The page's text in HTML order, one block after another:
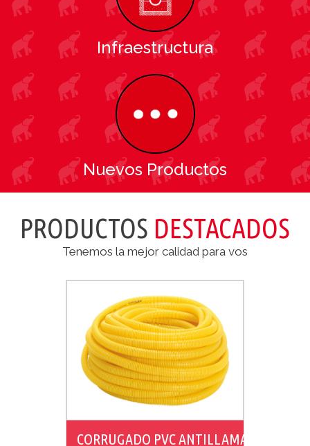
Infraestructura
Nuevos Productos
PRODUCTOS DESTACADOS
Tenemos la mejor calidad para vos
CORRUGADO PVC ANTILLAMA